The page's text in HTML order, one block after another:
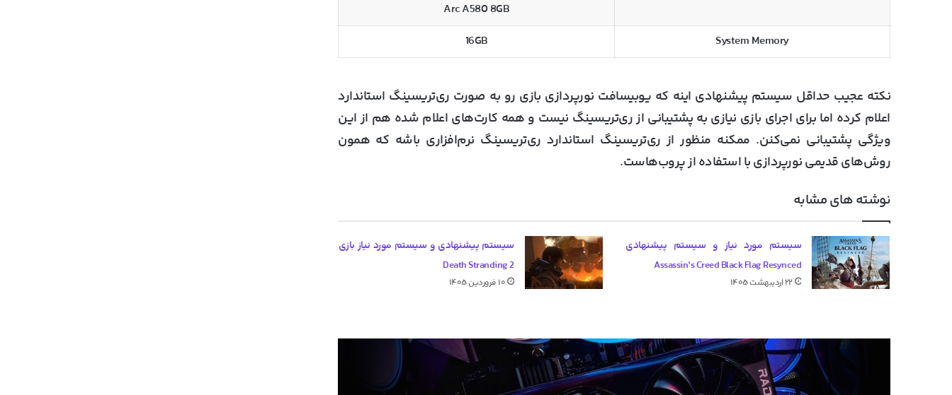
Arc A580 8GB
System Memory
16GB
نکته عجیب حداقل سیستم پیشنهادی اینه که یوبیسافت نورپردازی بازی رو به صورت ری‌تریسینگ استاندارد
اعلام کرده اما برای اجرای بازی نیازی به پشتیبانی از ری‌تریسینگ نیست و همه کارت‌های اعلام شده هم از این
ویژگی پشتیبانی نمی‌کنن. ممکنه منظور از ری‌تریسینگ استاندارد ری‌تریسینگ نرم‌افزاری باشه که همون
روش‌های قدیمی نورپردازی با استفاده از پروب‌هاست.
نوشته های مشابه
سیستم مورد نیاز و سیستم پیشنهادی
Assassin’s Creed Black Flag Resynced
۲۲ اردیبهشت ۱۴۰۵
سیستم پیشنهادی و سیستم مورد نیاز بازی
Death Stranding 2
۱۰ فروردین ۱۴۰۵